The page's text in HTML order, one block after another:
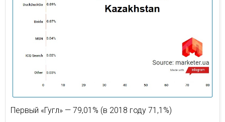
Первый «Гугл» — 79,01% (в 2018 году 71,1%)